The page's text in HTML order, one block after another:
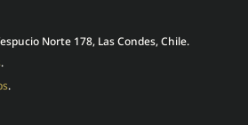
Norte 178, Las Condes, Chile.
.
.